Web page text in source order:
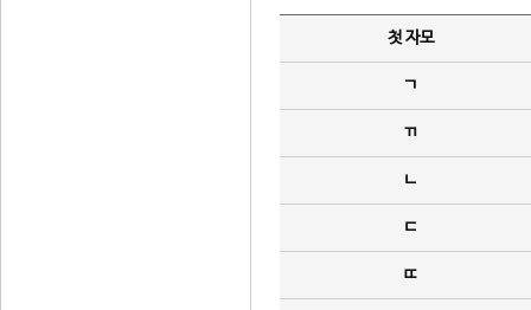
첫 자모
ㄱ
ㄲ
ㄴ
ㄷ
ㄸ